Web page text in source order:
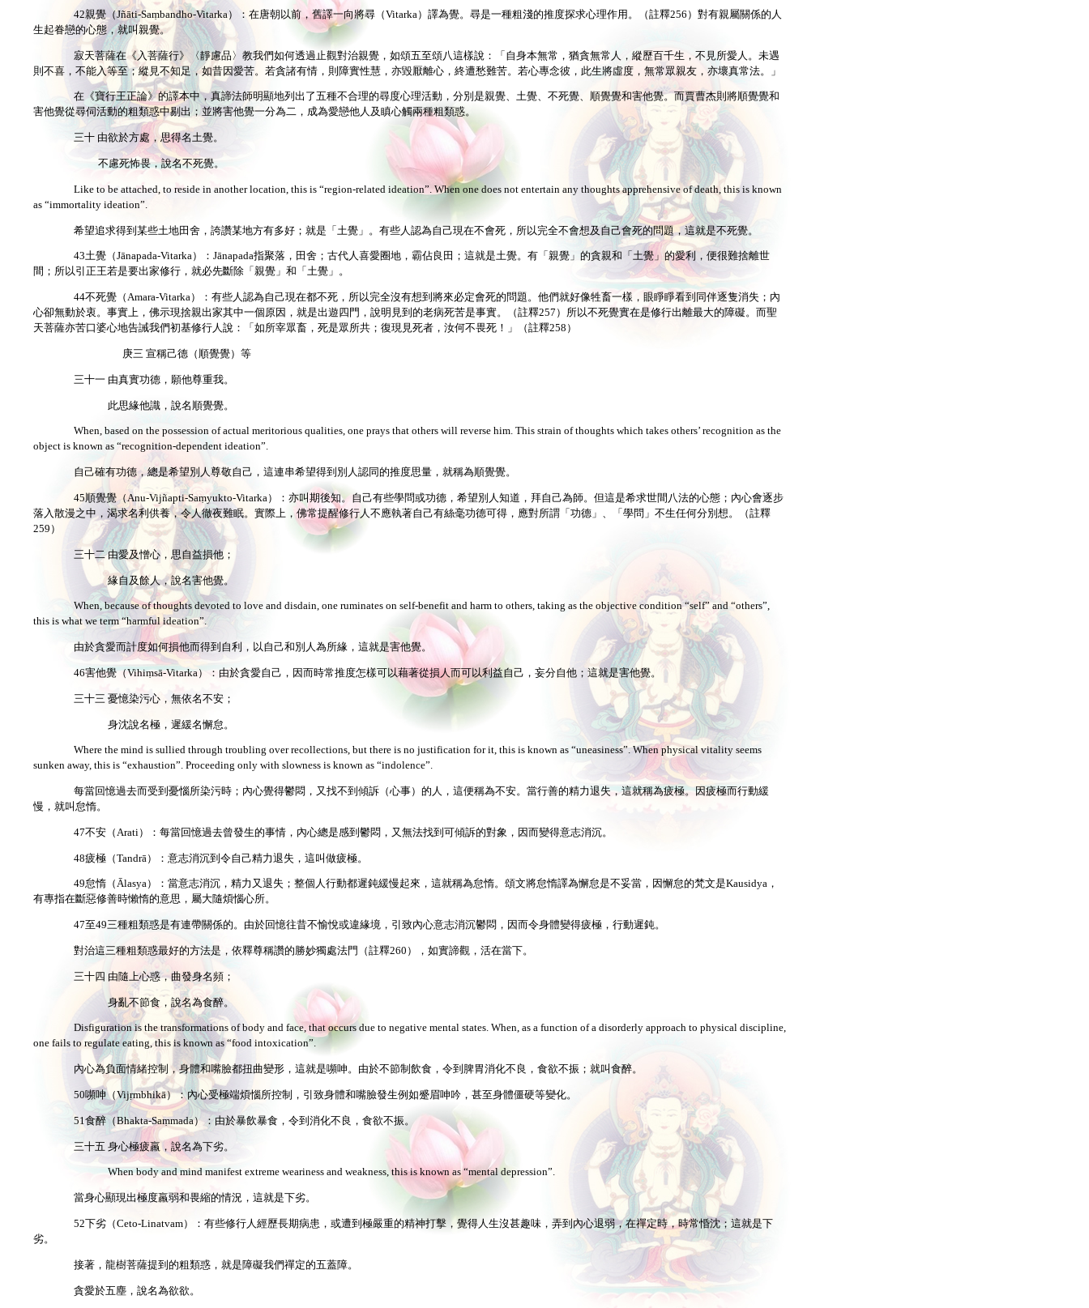
42親覺（Jñāti-Saṃbandho-Vitarka）：在唐朝以前，舊譯一向將尋（Vitarka）譯為覺。尋是一種粗淺的推度探求心理作用。（註釋256）對有親屬關係的人
生起眷戀的心態，就叫親覺。
寂天菩薩在《入菩薩行》〈靜慮品〉教我們如何透過止觀對治親覺，如頌五至頌八這樣說：「自身本無常，猶貪無常人，縱歷百千生，不見所愛人。未遇
則不喜，不能入等至；縱見不知足，如昔因愛苦。若貪諸有情，則障實性慧，亦毀厭離心，終遭愁難苦。若心專念彼，此生將虛度，無常眾親友，亦壞真常法。」
在《寶行王正論》的譯本中，真諦法師明顯地列出了五種不合理的尋度心理活動，分別是親覺、土覺、不死覺、順覺覺和害他覺。而賈曹杰則將順覺覺和
害他覺從尋伺活動的粗類惑中剔出；並將害他覺一分為二，成為愛戀他人及瞋心觸兩種粗類惑。
三十 由欲於方處，思得名土覺。
不慮死怖畏，說名不死覺。
Like to be attached, to reside in another location, this is “region-related ideation”. When one does not entertain any thoughts apprehensive of death, this is known
as “immortality ideation”.
希望追求得到某些土地田舍，誇讚某地方有多好；就是「土覺」。有些人認為自己現在不會死，所以完全不會想及自己會死的問題，這就是不死覺。
43土覺（Jānapada-Vitarka）：Jānapada指聚落，田舍；古代人喜愛圈地，霸佔良田；這就是土覺。有「親覺」的貪親和「土覺」的愛利，便很難捨離世
間；所以引正王若是要出家修行，就必先斷除「親覺」和「土覺」。
44不死覺（Amara-Vitarka）：有些人認為自己現在都不死，所以完全沒有想到將來必定會死的問題。他們就好像牲畜一樣，眼睜睜看到同伴逐隻消失；內
心卻無動於衷。事實上，佛示現捨親出家其中一個原因，就是出遊四門，說明見到的老病死苦是事實。（註釋257）所以不死覺實在是修行出離最大的障礙。而聖
天菩薩亦苦口婆心地告誡我們初基修行人說：「如所宰眾畜，死是眾所共；復現見死者，汝何不畏死！」（註釋258）
庚三 宣稱己德（順覺覺）等
三十一 由真實功德，願他尊重我。
此思緣他識，說名順覺覺。
When, based on the possession of actual meritorious qualities, one prays that others will reverse him. This strain of thoughts which takes others’ recognition as the
object is known as “recognition-dependent ideation”.
自己確有功德，總是希望別人尊敬自己，這連串希望得到別人認同的推度思量，就稱為順覺覺。
45順覺覺（Anu-Vijñapti-Saṃyukto-Vitarka）：亦叫期後知。自己有些學問或功德，希望別人知道，拜自己為師。但這是希求世間八法的心態；內心會逐步
落入散漫之中，渴求名利供養，令人徹夜難眠。實際上，佛常提醒修行人不應執著自己有絲毫功德可得，應對所謂「功德」、「學問」不生任何分別想。（註釋
259）
三十二 由愛及憎心，思自益損他；
緣自及餘人，說名害他覺。
When, because of thoughts devoted to love and disdain, one ruminates on self-benefit and harm to others, taking as the objective condition “self” and “others”,
this is what we term “harmful ideation”.
由於貪愛而計度如何損他而得到自利，以自己和別人為所緣，這就是害他覺。
46害他覺（Vihiṃsā-Vitarka）：由於貪愛自己，因而時常推度怎樣可以藉著從損人而可以利益自己，妄分自他；這就是害他覺。
三十三 憂憶染污心，無依名不安；
身沈說名極，遲緩名懈怠。
Where the mind is sullied through troubling over recollections, but there is no justification for it, this is known as “uneasiness”. When physical vitality seems
sunken away, this is “exhaustion”. Proceeding only with slowness is known as “indolence”.
每當回憶過去而受到憂惱所染污時；內心覺得鬱悶，又找不到傾訴（心事）的人，這便稱為不安。當行善的精力退失，這就稱為疲極。因疲極而行動緩
慢，就叫怠惰。
47不安（Arati）：每當回憶過去曾發生的事情，內心總是感到鬱悶，又無法找到可傾訴的對象，因而變得意志消沉。
48疲極（Tandrā）：意志消沉到令自己精力退失，這叫做疲極。
49怠惰（Ālasya）：當意志消沉，精力又退失；整個人行動都遲鈍緩慢起來，這就稱為怠惰。頌文將怠惰譯為懈怠是不妥當，因懈怠的梵文是Kausidya，
有專指在斷惡修善時懶惰的意思，屬大隨煩惱心所。
47至49三種粗類惑是有連帶關係的。由於回憶往昔不愉悅或違緣境，引致內心意志消沉鬱悶，因而令身體變得疲極，行動遲鈍。
對治這三種粗類惑最好的方法是，依釋尊稱讚的勝妙獨處法門（註釋260），如實諦觀，活在當下。
三十四 由隨上心惑，曲發身名頻；
身亂不節食，說名為食醉。
Disfiguration is the transformations of body and face, that occurs due to negative mental states. When, as a function of a disorderly approach to physical discipline,
one fails to regulate eating, this is known as “food intoxication”.
內心為負面情緒控制，身體和嘴臉都扭曲變形，這就是嚬呻。由於不節制飲食，令到脾胃消化不良，食欲不振；就叫食醉。
50嚬呻（Vijṛmbhikā）：內心受極端煩惱所控制，引致身體和嘴臉發生例如蹙眉呻吟，甚至身體僵硬等變化。
51食醉（Bhakta-Saṃmada）：由於暴飲暴食，令到消化不良，食欲不振。
三十五 身心極疲羸，說名為下劣。
When body and mind manifest extreme weariness and weakness, this is known as “mental depression”.
當身心顯現出極度羸弱和畏縮的情況，這就是下劣。
52下劣（Ceto-Linatvam）：有些修行人經歷長期病患，或遭到極嚴重的精神打擊，覺得人生沒甚趣味，弄到內心退弱，在禪定時，時常惛沈；這就是下
劣。
接著，龍樹菩薩提到的粗類惑，就是障礙我們禪定的五蓋障。
貪愛於五塵，說名為欲欲。